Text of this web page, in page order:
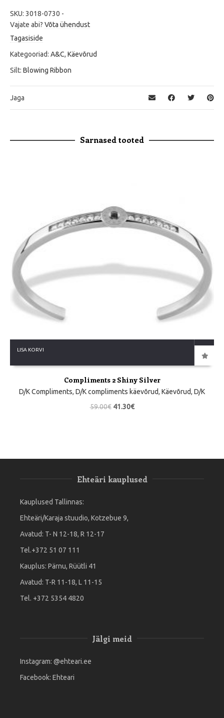
SKU: 3018-0730 -
Vajate abi? Võta ühendust
Tagasiside
Kategooriad: A&C, Käevõrud
Silt: Blowing Ribbon
Jaga
Sarnased tooted
LISA KORVI
Compliments 2 Shiny Silver
D/K Compliments, D/K compliments käevõrud, Käevõrud, D/K
59.00€ 41.30€
Ehteäri kauplused
Kauplused Tallinnas:
Ehteäri/Karaja stuudio, Kotzebue 9,
Avatud: T- N 12-18, R 12-17
Tel.+372 51 07 111
Kauplus: Pärnu, Rüütli 41
Avatud: T-R 11-18, L 11-15
Tel. +372 5354 4820
Jälgi meid
Instagram: @ehteari.ee
Facebook: Ehteari